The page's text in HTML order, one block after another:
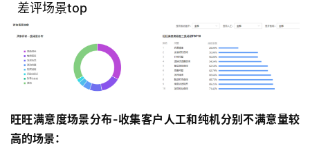
差评场景top
旺旺满意度场景分布-收集客户人工和纯机分别不满意量较
高的场景：